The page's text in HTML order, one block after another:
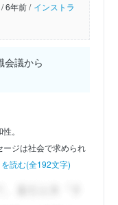
/6年前 / インストラ
議から
。
ジは社会で求められ
読む(全192文字)